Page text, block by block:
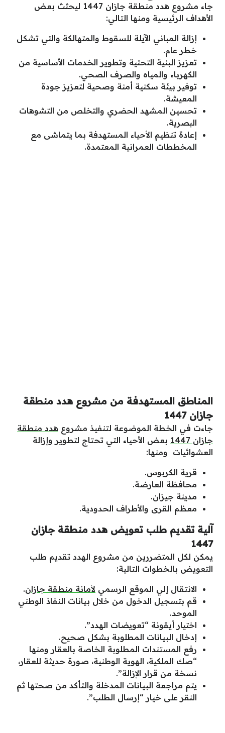
جاء مشروع هدد منطقة جازان 1447 ليحثث بعض
الأهداف الرئيسية ومنها التالي:
إزالة المباني الآيلة للسقوط والمتهالكة والتي تشكل
خطر عام.
تعزيز البنية التحتية وتطوير الخدمات الأساسية من
الكهرباء والمياه والصرف الصحي.
توفير بيئة سكنية أمنة وصحية لتعزيز جودة
المعيشة.
تحسين المشهد الحضري والتخلص من التشوهات
البصرية.
إعادة تنظيم الأحياء المستهدفة بما يتماشى مع
المخططات العمرانية المعتمدة.
المناطق المستهدفة من مشروع هدد منطقة
جازان 1447
جاءت في الخطة الموضوعة لتنفيذ مشروع هدد منطقة
جازان 1447
بعض الأحياء التي تحتاج لتطوير وإزالة
العشوائيات ومنها:
قرية الكربوس.
محافظة العارضة.
مدينة جيزان.
معظم القرى والأطراف الحدودية.
آلية تقديم طلب تعويض هدد منطقة جازان
1447
يمكن لكل المتضررين من مشروع الهدد تقديم طلب
التعويض بالخطوات التالية:
الانتقال إلي الموقع الرسمي لأمانة منطقة جازان.
قم بتسجيل الدخول من خلال بيانات النفاذ الوطني
الموحد.
اختيار أيقونة “تعويضات الهدد”.
إدخال البيانات المطلوبة بشكل صحيح.
رفع المستندات المطلوبة الخاصة بالعقار ومنها
“صك الملكية، الهوية الوطنية، صورة حديثة للعقار،
نسخة من قرار الإزالة”.
يتم مراجعة البيانات المدخلة والتأكد من صحتها ثم
النقر على خيار “إرسال الطلب”.